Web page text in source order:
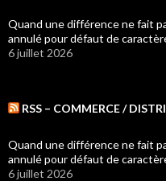
Quand une différence ne fait
annulé pour défaut de
6 juillet 2026
RSS – COMMERCE /
Quand une différence ne fait
annulé pour défaut de
6 juillet 2026